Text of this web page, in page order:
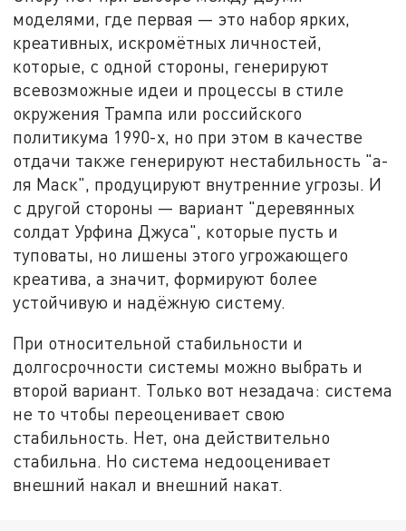
моделями, где первая — это набор ярких,
креативных, искромётных личностей,
которые, с одной стороны, генерируют
всевозможные идеи и процессы в стиле
окружения Трампа или российского
политикума 1990-х, но при этом в качестве
отдачи также генерируют нестабильность "а-
ля Маск", продуцируют внутренние угрозы. И
с другой стороны — вариант "деревянных
солдат Урфина Джуса", которые пусть и
туповаты, но лишены этого угрожающего
креатива, а значит, формируют более
устойчивую и надёжную систему.
При относительной стабильности и
долгосрочности системы можно выбрать и
второй вариант. Только вот незадача: система
не то чтобы переоценивает свою
стабильность. Нет, она действительно
стабильна. Но система недооценивает
внешний накал и внешний накат.